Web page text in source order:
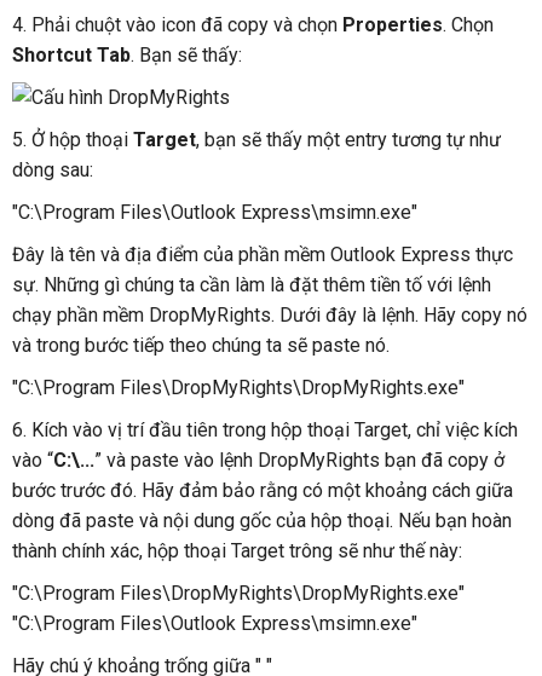
4. Phải chuột vào icon đã copy và chọn Properties. Chọn
Shortcut Tab. Bạn sẽ thấy:
5. Ở hộp thoại Target, bạn sẽ thấy một entry tương tự như
dòng sau:
"C:\Program Files\Outlook Express\msimn.exe"
Đây là tên và địa điểm của phần mềm Outlook Express thực
sự. Những gì chúng ta cần làm là đặt thêm tiền tố với lệnh
chạy phần mềm DropMyRights. Dưới đây là lệnh. Hãy copy nó
và trong bước tiếp theo chúng ta sẽ paste nó.
"C:\Program Files\DropMyRights\DropMyRights.exe"
6. Kích vào vị trí đầu tiên trong hộp thoại Target, chỉ việc kích
vào “C:\...” và paste vào lệnh DropMyRights bạn đã copy ở
bước trước đó. Hãy đảm bảo rằng có một khoảng cách giữa
dòng đã paste và nội dung gốc của hộp thoại. Nếu bạn hoàn
thành chính xác, hộp thoại Target trông sẽ như thế này:
"C:\Program Files\DropMyRights\DropMyRights.exe"
"C:\Program Files\Outlook Express\msimn.exe"
Hãy chú ý khoảng trống giữa " "